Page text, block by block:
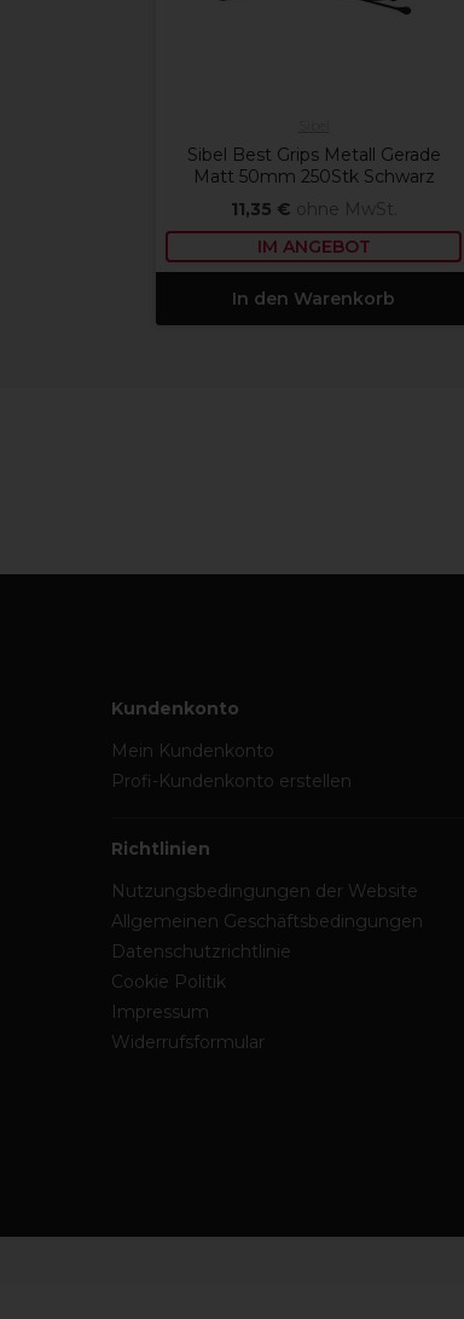
Sibel Best Grips Metall Gerade
Matt 50mm 250Stk Schwarz
11,35 € ohne MwSt.
IM ANGEBOT
In den Warenkorb
Kundenkonto
Mein Kundenkonto
Profi-Kundenkonto erstellen
Richtlinien
Nutzungsbedingungen der Website
Allgemeinen Geschäftsbedingungen
Datenschutzrichtlinie
Cookie Politik
Impressum
Widerrufsformular